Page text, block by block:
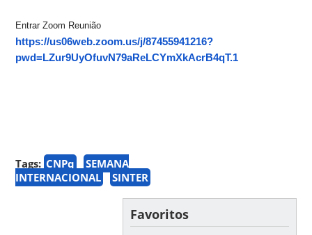
Entrar Zoom Reunião
https://us06web.zoom.us/j/87455941216?
pwd=LZur9UyOfuvN79aReLCYmXkAcrB4qT.1
Tags: CNPq
SEMANA
INTERNACIONAL
SINTER
Favoritos